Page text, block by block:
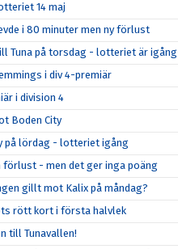
14 maj
i 80 minuter men ny förlust
Tuna på torsdag - lotteriet är igång
i div 4-premiär
i division 4
Boden City
på lördag - lotteriet igång
förlust - men det ger inga poäng
gillt mot Kalix på måndag?
rött kort i första halvlek
till Tunavallen!